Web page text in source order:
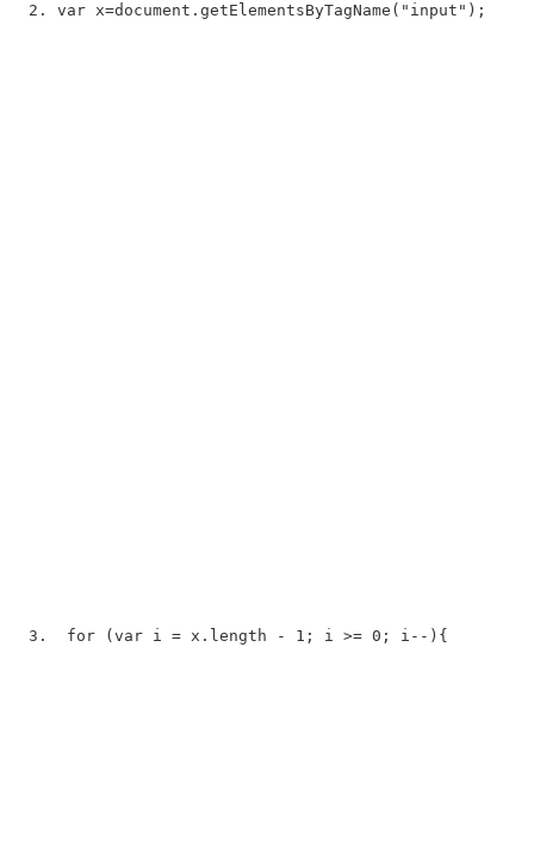
var x=document.getElementsByTagName( "input" );
for ( var i = x.length - 1; i >= 0; i--){